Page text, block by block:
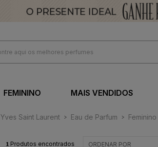
FEMININO MAIS VENDIDOS
Yves Saint Laurent Eau de Parfum Feminino
ORDENAR POR
1 Produtos encontrados